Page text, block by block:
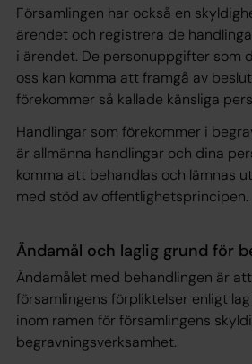
Församlingen har också en
ärendet och registrera de
i ärendet. De personuppgifter som
oss kan komma att framgå av
förekommer så kallade känsliga
Handlingar som förekommer i
är allmänna handlingar och dina
komma att behandlas och lämnas
med stöd av offentlighetsprincipen.
Ändamål och laglig grund för
Ändamålet med behandlingen är
församlingens förpliktelser enligt
inom ramen för församlingens
begravningsverksamhet.